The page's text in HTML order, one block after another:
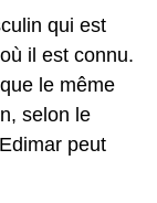
qui est
il est connu.
le même
selon le
peut